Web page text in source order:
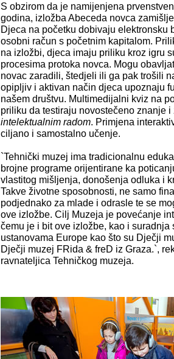
S obzirom da je namijenjena
godina, izložba Abeceda novca
Djeca na početku dobivaju elektronsku
osobni račun s početnim kapitalom.
na izložbi, djeca imaju priliku kroz igru
procesima protoka novca. Mogu
novac zaradili, štedjeli ili ga pak trošili
opipljiv i aktivan način djeca upoznaju
našem društvu. Multimedijalni kviz na
priliku da testiraju novostečeno znanje i
intelektualnim radom. Primjena
ciljano i samostalno učenje.
`Tehnički muzej ima tradicionalnu
brojne programe orijentirane ka
vlastitog mišljenja, donošenja odluka i
Takve životne sposobnosti, ne samo
podjednako za mlade i odrasle te se
ove izložbe. Cilj Muzeja je povećanje
čemu je i bit ove izložbe, kao i suradnja
ustanovama Europe kao što su Dječji
Dječji muzej FRida & freD iz Graza.`,
ravnateljica Tehničkog muzeja.